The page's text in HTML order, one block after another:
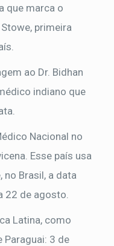
que marca o
primeira
ao Dr. Bidhan
indiano que
Nacional no
Esse país usa
Brasil, a data
22 de agosto.
Latina, como
Paraguai: 3 de